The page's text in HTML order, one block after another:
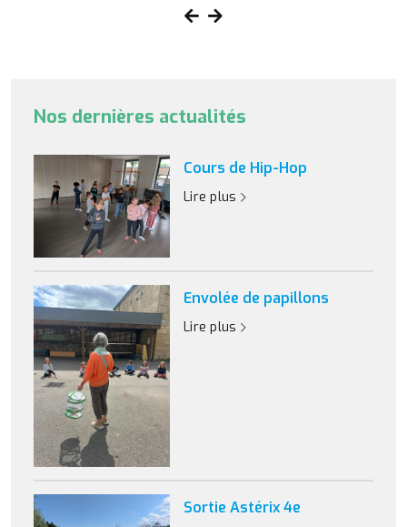
Nos dernières actualités
Cours de Hip-Hop
Lire plus
Envolée de papillons
Lire plus
Sortie Astérix 4e